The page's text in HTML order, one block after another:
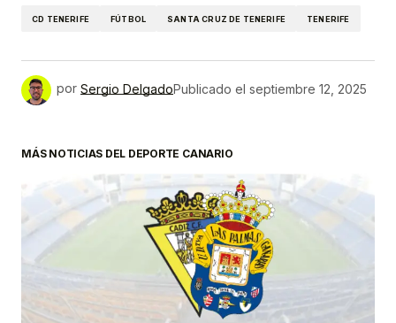
CD TENERIFE FÚTBOL SANTA CRUZ DE TENERIFE TENERIFE
por Sergio DelgadoPublicado el septiembre 12, 2025
MÁS NOTICIAS DEL DEPORTE CANARIO